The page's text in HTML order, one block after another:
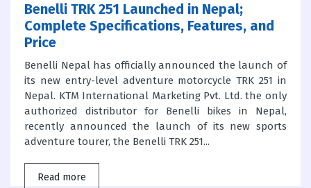
Benelli TRK 251 Launched in Nepal;
Complete Specifications, Features, and
Price
Benelli Nepal has officially announced the launch of
its new entry-level adventure motorcycle TRK 251 in
Nepal. KTM International Marketing Pvt. Ltd. the only
authorized distributor for Benelli bikes in Nepal,
recently announced the launch of its new sports
adventure tourer, the Benelli TRK 251...
Read more